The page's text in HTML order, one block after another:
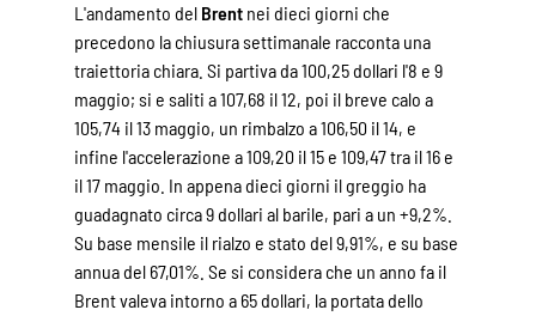
L'andamento del Brent nei dieci giorni che
precedono la chiusura settimanale racconta una
traiettoria chiara. Si partiva da 100,25 dollari l'8 e 9
maggio; si e saliti a 107,68 il 12, poi il breve calo a
105,74 il 13 maggio, un rimbalzo a 106,50 il 14, e
infine l'accelerazione a 109,20 il 15 e 109,47 tra il 16 e
il 17 maggio. In appena dieci giorni il greggio ha
guadagnato circa 9 dollari al barile, pari a un +9,2%.
Su base mensile il rialzo e stato del 9,91%, e su base
annua del 67,01%. Se si considera che un anno fa il
Brent valeva intorno a 65 dollari, la portata dello